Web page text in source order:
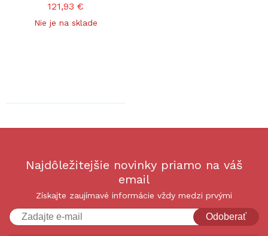
121,93 €
Nie je na sklade
Najdôležitejšie novinky priamo na váš
email
Získajte zaujímavé informácie vždy medzi prvými
Odoberať